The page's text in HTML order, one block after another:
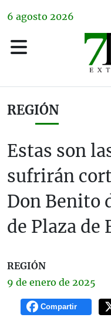
6 agosto 2026
REGIÓN
Estas son
sufrirán
Don Benito
de Plaza de
REGIÓN
9 de enero de 2025
Compartir